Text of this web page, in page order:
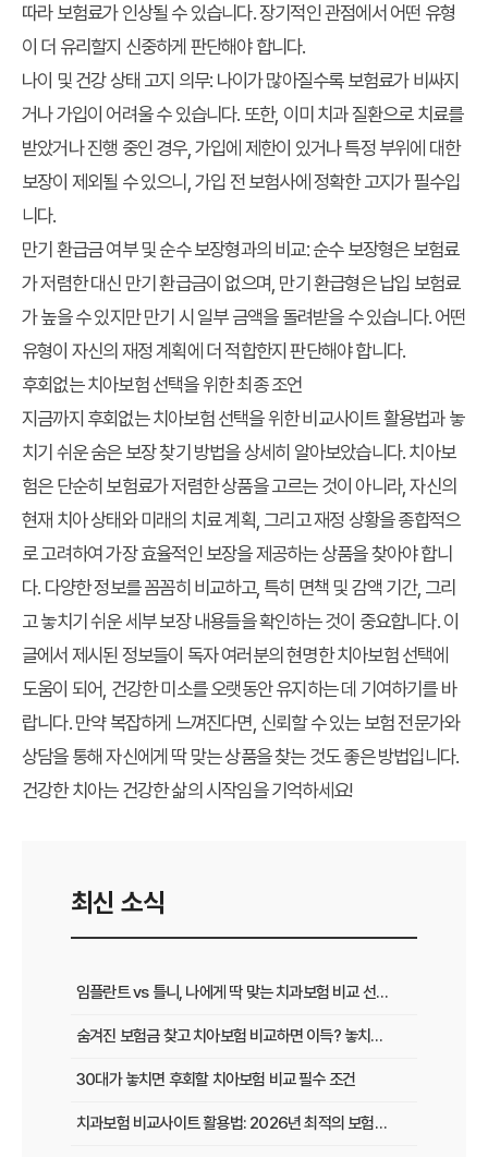
따라 보험료가 인상될 수 있습니다. 장기적인 관점에서 어떤 유형
이 더 유리할지 신중하게 판단해야 합니다.
나이 및 건강 상태 고지 의무: 나이가 많아질수록 보험료가 비싸지
거나 가입이 어려울 수 있습니다. 또한, 이미 치과 질환으로 치료를
받았거나 진행 중인 경우, 가입에 제한이 있거나 특정 부위에 대한
보장이 제외될 수 있으니, 가입 전 보험사에 정확한 고지가 필수입
니다.
만기 환급금 여부 및 순수 보장형과의 비교: 순수 보장형은 보험료
가 저렴한 대신 만기 환급금이 없으며, 만기 환급형은 납입 보험료
가 높을 수 있지만 만기 시 일부 금액을 돌려받을 수 있습니다. 어떤
유형이 자신의 재정 계획에 더 적합한지 판단해야 합니다.
후회없는 치아보험 선택을 위한 최종 조언
지금까지 후회없는 치아보험 선택을 위한비교사이트 활용법과 놓
치기 쉬운숨은 보장 찾기 방법을 상세히 알아보았습니다. 치아보
험은 단순히 보험료가 저렴한 상품을 고르는 것이 아니라, 자신의
현재 치아 상태와 미래의 치료 계획, 그리고 재정 상황을 종합적으
로 고려하여 가장 효율적인 보장을 제공하는 상품을 찾아야 합니
다. 다양한 정보를 꼼꼼히 비교하고, 특히 면책 및 감액 기간, 그리
고 놓치기 쉬운 세부 보장 내용들을 확인하는 것이 중요합니다. 이
글에서 제시된 정보들이 독자 여러분의 현명한 치아보험 선택에
도움이 되어, 건강한 미소를 오랫동안 유지하는 데 기여하기를 바
랍니다. 만약 복잡하게 느껴진다면, 신뢰할 수 있는 보험 전문가와
상담을 통해 자신에게 딱 맞는 상품을 찾는 것도 좋은 방법입니다.
건강한 치아는 건강한 삶의 시작임을 기억하세요!
최신 소식
임플란트 vs 틀니, 나에게 딱 맞는 치과보험 비교 선택 가이드
숨겨진 보험금 찾고 치아보험 비교하면 이득? 놓치면 후회하는 꿀팁
30대가 놓치면 후회할 치아보험 비교 필수 조건
치과보험 비교사이트 활용법: 2026년 최적의 보험 똑똑하게 선택하는 방법